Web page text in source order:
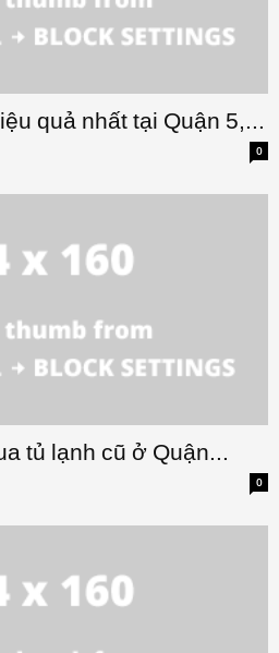
quả nhất tại Quận 5,...
0
tủ lạnh cũ ở Quận...
0